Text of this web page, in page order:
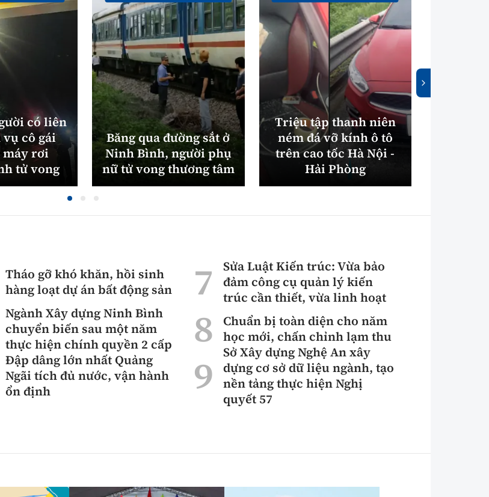
có liên
vụ cô gái
máy rơi
tử vong
Băng qua đường sắt ở
Ninh Bình, người phụ
nữ tử vong thương tâm
Triệu tập thanh niên
ném đá vỡ kính ô tô
trên cao tốc Hà Nội -
Hải Phòng
Tháo gỡ khó khăn, hồi sinh
hàng loạt dự án bất động sản
Ngành Xây dựng Ninh Bình
chuyển biến sau một năm
thực hiện chính quyền 2 cấp
Đập dâng lớn nhất Quảng
Ngãi tích đủ nước, vận hành
ổn định
Sửa Luật Kiến trúc: Vừa bảo
đảm công cụ quản lý kiến
trúc cần thiết, vừa linh hoạt
Chuẩn bị toàn diện cho năm
học mới, chấn chỉnh lạm thu
Sở Xây dựng Nghệ An xây
dựng cơ sở dữ liệu ngành, tạo
nền tảng thực hiện Nghị
quyết 57